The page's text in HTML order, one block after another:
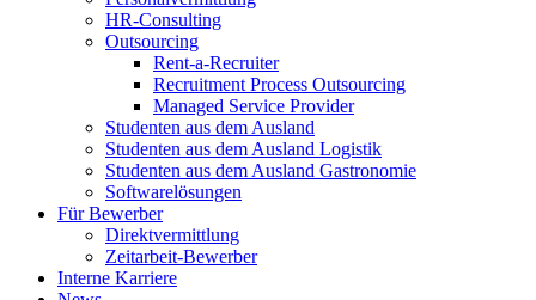
HR-Consulting
Outsourcing
Rent-a-Recruiter
Recruitment Process Outsourcing
Managed Service Provider
Studenten aus dem Ausland
Studenten aus dem Ausland Logistik
Studenten aus dem Ausland Gastronomie
Softwarelösungen
Für Bewerber
Direktvermittlung
Zeitarbeit-Bewerber
Interne Karriere